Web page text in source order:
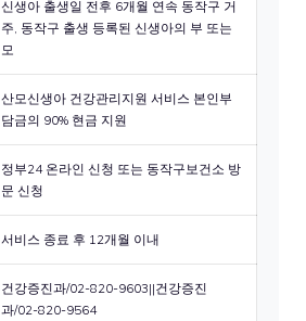
신생아 출생일 전후 6개월 연속 동작구 거
주, 동작구 출생 등록된 신생아의 부 또는
모
산모신생아 건강관리지원 서비스 본인부
담금의 90% 현금 지원
정부24 온라인 신청 또는 동작구보건소 방
문 신청
서비스 종료 후 12개월 이내
건강증진과/02-820-9603||건강증진
과/02-820-9564